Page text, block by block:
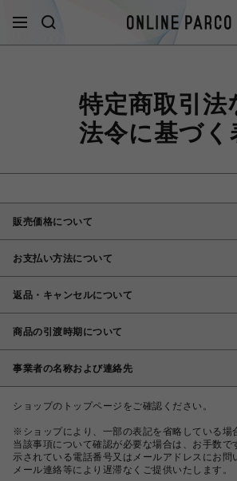
特定商取引法
法令に基づく
販売価格について
お支払い方法について
返品・キャンセルについて
商品の引渡時期について
事業者の名称および連絡先
ショップのトップページをご確認ください。
※ショップにより、一部の表記を省略している場
当該事項について確認が必要な場合は、お手数で
示されている電話番号又はメールアドレスにお問
メール連絡等により遅滞なくご提供いたします。